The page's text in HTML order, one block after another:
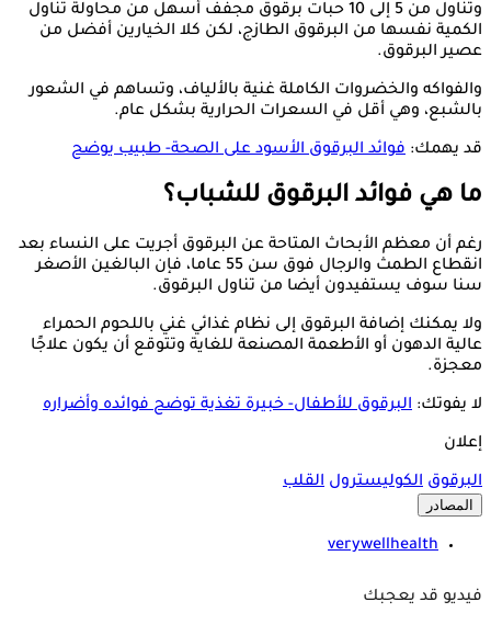
وتناول من 5 إلى 10 حبات برقوق مجفف أسهل من محاولة تناول
الكمية نفسها من البرقوق الطازج، لكن كلا الخيارين أفضل من
عصير البرقوق.
والفواكه والخضروات الكاملة غنية بالألياف، وتساهم في الشعور
بالشبع، وهي أقل في السعرات الحرارية بشكل عام.
قد يهمك: فوائد البرقوق الأسود على الصحة- طبيب يوضح
ما هي فوائد البرقوق للشباب؟
رغم أن معظم الأبحاث المتاحة عن البرقوق أجريت على النساء بعد
انقطاع الطمث والرجال فوق سن 55 عاما، فإن البالغين الأصغر
سنا سوف يستفيدون أيضا من تناول البرقوق.
ولا يمكنك إضافة البرقوق إلى نظام غذائي غني باللحوم الحمراء
عالية الدهون أو الأطعمة المصنعة للغاية وتتوقع أن يكون علاجًا
معجزة.
لا يفوتك: البرقوق للأطفال- خبيرة تغذية توضح فوائده وأضراره
إعلان
البرقوق الكوليسترول القلب
المصادر
verywellhealth
فيديو قد يعجبك